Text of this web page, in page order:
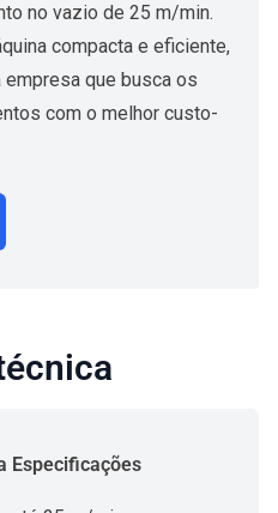
no vazio de 25 m/min.
compacta e eficiente,
que busca os
com o melhor custo-
Especificações